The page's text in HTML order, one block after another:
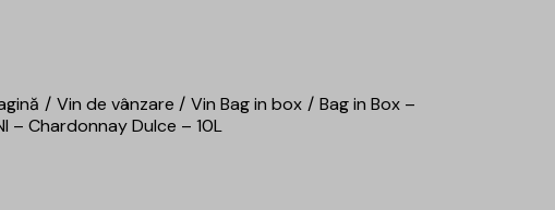
Vin de vânzare Vin Bag in box
Bag in Box –
– Chardonnay Dulce – 10L